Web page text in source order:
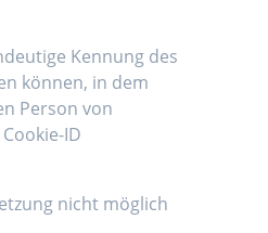
Kennung des
können, in dem
Person von
ID
nicht möglich